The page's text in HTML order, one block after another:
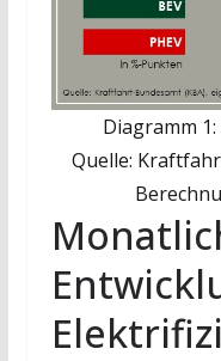
Diagramm
Quelle: